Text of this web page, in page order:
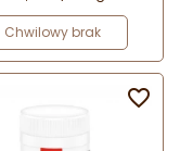
Chwilowy brak
